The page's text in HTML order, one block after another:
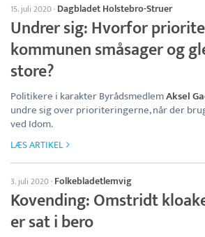
15. juli 2020· Dagbladet Holstebro-Struer
Undrer sig: Hvorfor
kommunen småsager og
store?
Politikere i karakter ByrådsmedlemAksel
undre sig over prioriteringerne, når der
ved Idom.
LÆS ARTIKEL
3. juli 2020· Folkebladetlemvig
Kovending: Omstridt
er sat i bero